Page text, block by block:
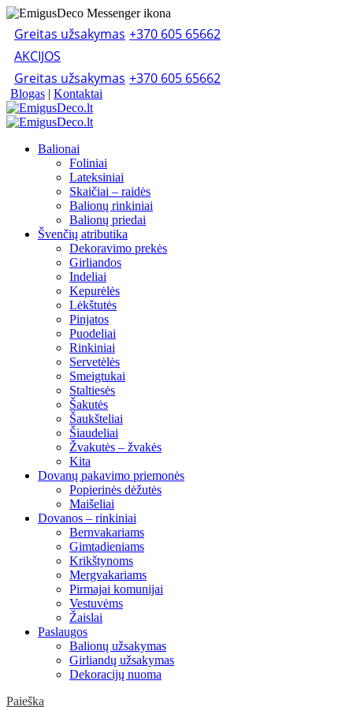
Greitas užsakymas +370 605 65662
AKCIJOS
Greitas užsakymas +370 605 65662
Blogas | Kontaktai
Balionai
Foliniai
Lateksiniai
Skaičiai – raidės
Balionų rinkiniai
Balionų priedai
Švenčių atributika
Dekoravimo prekės
Girliandos
Indeliai
Kepurėlės
Lėkštutės
Pinjatos
Puodeliai
Rinkiniai
Servetėlės
Smeigtukai
Staltiesės
Šakutės
Šaukšteliai
Šiaudeliai
Žvakutės – žvakės
Kita
Dovanų pakavimo priemonės
Popierinės dėžutės
Maišeliai
Dovanos – rinkiniai
Bernvakariams
Gimtadieniams
Krikštynoms
Mergvakariams
Pirmajai komunijai
Vestuvėms
Žaislai
Paslaugos
Balionų užsakymas
Girliandų užsakymas
Dekoracijų nuoma
Paieška